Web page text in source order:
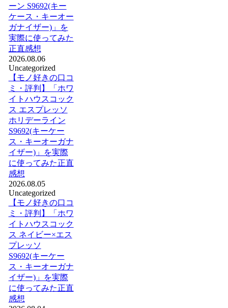
ーン S9692(キー
ケース・キーオー
ガナイザー)」を
実際に使ってみた
正直感想
2026.08.06
Uncategorized
【モノ好きの口コ
ミ・評判】「ホワ
イトハウスコック
ス エスプレッソ
ホリデーライン
S9692(キーケー
ス・キーオーガナ
イザー)」を実際
に使ってみた正直
感想
2026.08.05
Uncategorized
【モノ好きの口コ
ミ・評判】「ホワ
イトハウスコック
ス ネイビー×エス
プレッソ
S9692(キーケー
ス・キーオーガナ
イザー)」を実際
に使ってみた正直
感想